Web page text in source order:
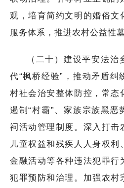
观，培育简约文明的婚俗文
服务体系，推进农村公益性
（二十）建设平安法
代“枫桥经验”，推动矛盾纠
村社会治安整体防控，常态
遏制“村霸”、家族宗族黑恶
祠活动管理制度。深入打击
儿童权益和残疾人人身权利
金融活动等各种违法犯罪行
犯罪预防和治理。加强农村